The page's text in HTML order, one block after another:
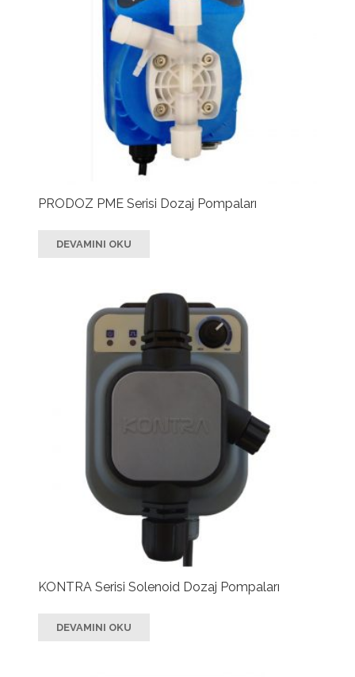
PRODOZ PME Serisi Dozaj Pompaları
DEVAMINI OKU
KONTRA Serisi Solenoid Dozaj Pompaları
DEVAMINI OKU